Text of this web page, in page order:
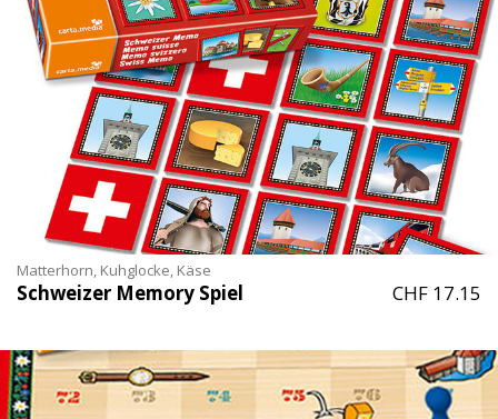
Matterhorn, Kuhglocke, Käse
Schweizer Memory Spiel CHF 17.15